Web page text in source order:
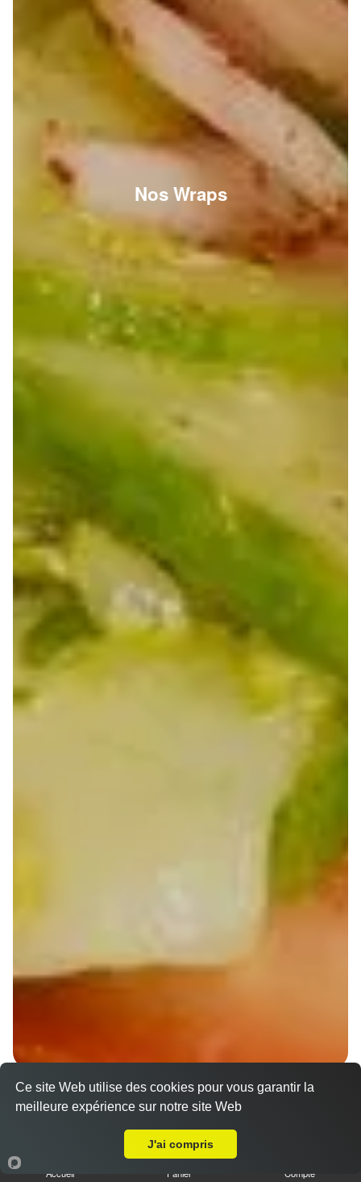
Nos Wraps
Wraps Chicken
8.50 €
Accueil Panier Compte
Ce site Web utilise des cookies pour vous garantir la
meilleure expérience sur notre site Web
J'ai compris